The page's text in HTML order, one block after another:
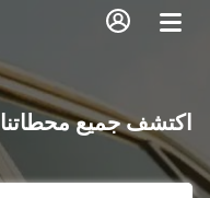
تأجير السيارات في Охрид : اكتشف جميع محطاتنا